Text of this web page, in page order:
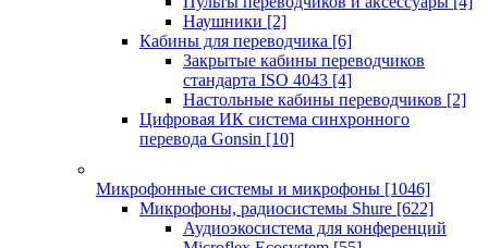
Наушники [2]
Кабины для переводчика [6]
Закрытые кабины переводчиков
стандарта ISO 4043 [4]
Настольные кабины переводчиков [2]
Цифровая ИК система синхронного
перевода Gonsin [10]
Микрофонные системы и микрофоны [1046]
Микрофоны, радиосистемы Shure [622]
Аудиоэкосистема для конференций